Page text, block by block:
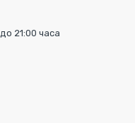
21:00 часа